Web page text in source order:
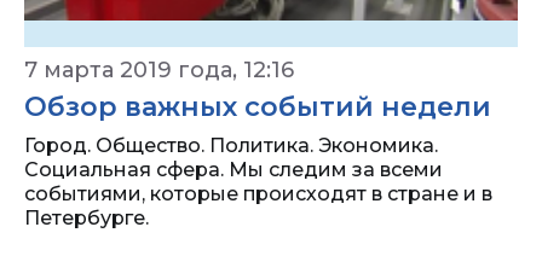
7 марта 2019 года, 12:16
Обзор важных событий недели
Город. Общество. Политика. Экономика.
Социальная сфера. Мы следим за всеми
событиями, которые происходят в стране и в
Петербурге.